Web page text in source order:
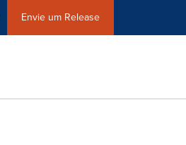
Envie um Release